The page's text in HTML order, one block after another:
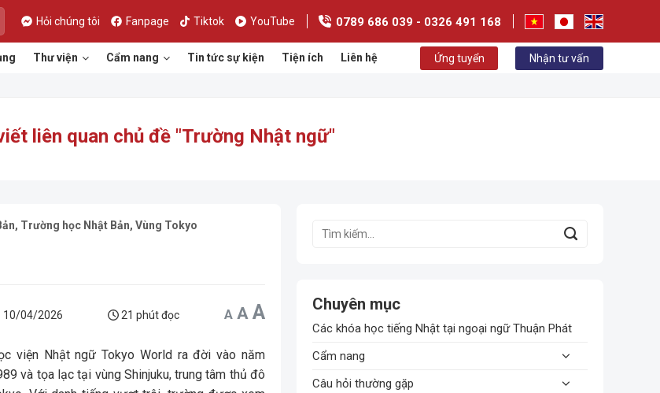
Hỏi chúng tôi Fanpage Tiktok YouTube 0789 686 039 - 0326 491 168
Thư viện Cẩm nang Tin tức sự kiện Tiện ích Liên hệ Ứng tuyển Nhận tư vấn
liên quan chủ đề "Trường Nhật ngữ"
, Trường học Nhật Bản, Vùng Tokyo
10/04/2026 21 phút đọc A Decrease
font
size.
A Reset
font
size.
AIncrease
font
viện Nhật ngữ Tokyo World ra đời vào năm
và tọa lạc tại vùng Shinjuku, trung tâm thủ đô
Chuyên mục
Các khóa học tiếng Nhật tại ngoại ngữ Thuận Phát
Cẩm nang
Câu hỏi thường gặp